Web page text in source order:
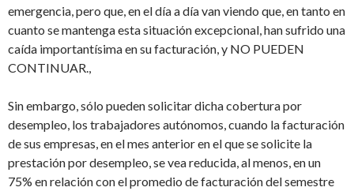
emergencia, pero que, en el día a día van viendo que, en tanto en
cuanto se mantenga esta situación excepcional, han sufrido una
caída importantísima en su facturación, y NO PUEDEN
CONTINUAR.,
Sin embargo, sólo pueden solicitar dicha cobertura por
desempleo, los trabajadores autónomos, cuando la facturación
de sus empresas, en el mes anterior en el que se solicite la
prestación por desempleo, se vea reducida, al menos, en un
75% en relación con el promedio de facturación del semestre